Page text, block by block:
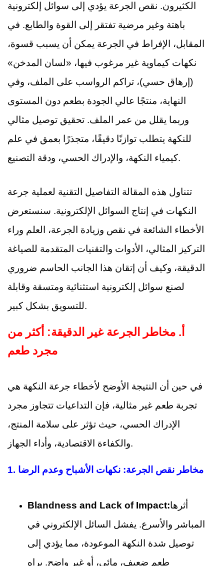
الكثيرون. نقص الجرعة يؤدي إلى سوائل إلكترونية
باهتة وغير مرضية تفتقر إلى القوة والطابع. في
المقابل، الإفراط في الجرعة يمكن أن يسبب قسوة،
نكهات كيماوية غير مرغوب فيها، «لسان المدخن»
(إرهاق حسي)، تراكم الرواسب على الملف، وفي
النهاية، منتجًا عالي الجودة بطعم دون المستوى
وربما يقلل من عمر الملف. تحقيق توصيل مثالي
للنكهة يتطلب توازنًا دقيقًا، متجذرًا بعمق في علم
كيمياء النكهة، والإدراك الحسي، ودقة التصنيع.
تتناول هذه المقالة التفاصيل التقنية لعملية جرعة
النكهات في إنتاج السوائل الإلكترونية. سنستعرض
الأخطاء الشائعة في نقص وزيادة الجرعة، العلم وراء
التركيز المثالي، الأدوات والتقنيات المتقدمة للصياغة
الدقيقة، وكيف أن إتقان هذا الجانب الحاسم ضروري
لصنع سوائل إلكترونية استثنائية ومتسقة وقابلة
للتسويق بشكل كبير.
أ. مخاطر الجرعة غير الدقيقة: أكثر من
مجرد طعم
في حين أن النتيجة الأوضح لأخطاء جرعة النكهة هي
تجربة طعم غير مثالية، فإن التداعيات تتجاوز مجرد
الإدراك الحسي، حيث تؤثر على سلامة المنتج،
والكفاءة الاقتصادية، وأداء الجهاز.
1. مخاطر نقص الجرعة: نكهات الأشباح وعدم الرضا
Blandness and Lack of Impact:أثرها
المباشر والأسرع. يفشل السائل الإلكتروني في
توصيل شدة النكهة الموعودة، مما يؤدي إلى
طعم ضعيف، مائي، أو غير واضح. يراه